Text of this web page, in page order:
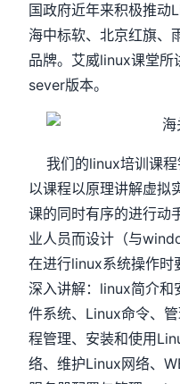
国政府近年来积极推动
海中标软、北京红旗
品牌。艾威linux课堂所
sever版本。
我们的linux培训课程
以课程以原理讲解虚拟
课的同时有序的进行动
业人员而设计（与
在进行linux系统操作时
深入讲解：linux简介
件系统、Linux命令、
程管理、安装和使用
络、维护Linux网络、